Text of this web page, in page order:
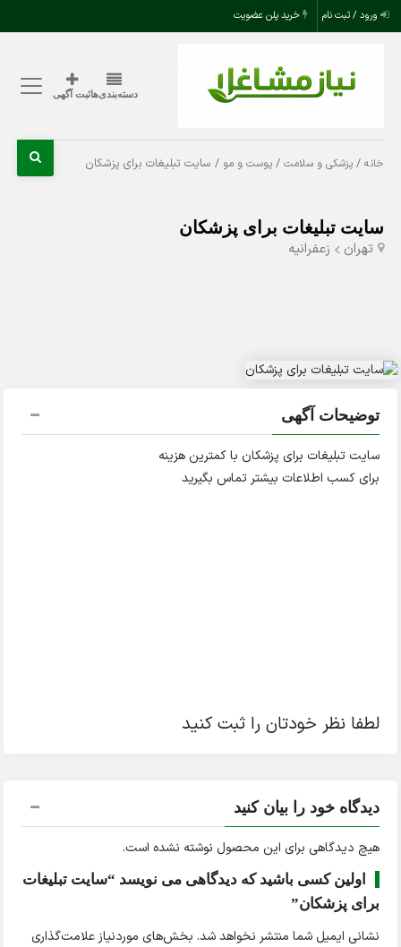
ورود / ثبت نام خرید پلن عضویت
دسته‌بندی‌هاثبت آگهی
خانه /پزشکی و سلامت /پوست و مو / سایت تبلیغات برای پزشکان
سایت تبلیغات برای پزشکان
تهران زعفرانیه
توضیحات آگهی
سایت تبلیغات برای پزشکان با کمترین هزینه
برای کسب اطلاعات بیشتر تماس بگیرید
لطفا نظر خودتان را ثبت کنید
دیدگاه خود را بیان کنید
هیچ دیدگاهی برای این محصول نوشته نشده است.
اولین کسی باشید که دیدگاهی می نویسد “سایت تبلیغات
برای پزشکان”
نشانی ایمیل شما منتشر نخواهد شد. بخش‌های موردنیاز علامت‌گذاری